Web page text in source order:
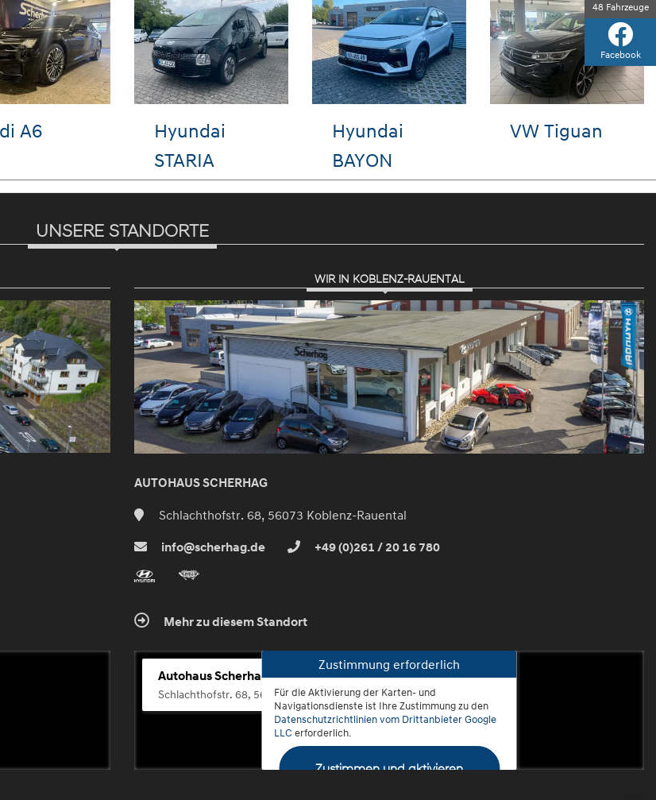
Hyundai i10
Hyundai
TUCSON
Hyundai
IONIQ 5
Hyundai i10
UNSERE STANDORTE
WIR IN KOBLENZ-RAUENTAL
AUTOHAUS SCHERHAG
Schlachthofstr. 68, 56073 Koblenz-Rauental
info@scherhag.de +49 (0)261 / 20 16 780
Mehr zu diesem Standort
Autohaus Scherhag
Schlachthofstr. 68, 56073 Koblenz-Rauental
Zustimmung erforderlich
Für die Aktivierung der Karten- und
Navigationsdienste ist Ihre Zustimmung zu den
Datenschutzrichtlinien vom Drittanbieter Google
LLC erforderlich.
Zustimmen und aktivieren
48Fahrzeuge
Facebook